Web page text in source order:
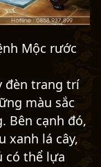
Mộc rước
đèn trang trí
màu sắc
Bên cạnh đó,
xanh lá cây,
có thể lựa